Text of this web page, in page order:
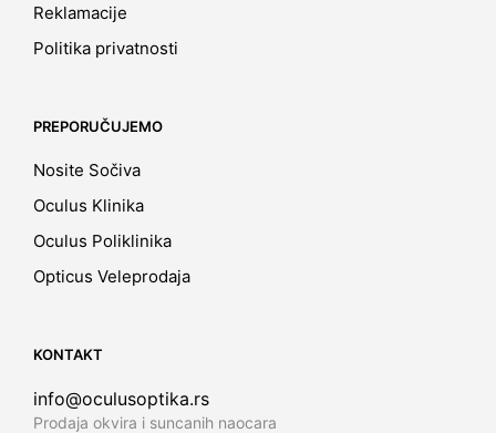
Reklamacije
Politika privatnosti
PREPORUČUJEMO
Nosite Sočiva
Oculus Klinika
Oculus Poliklinika
Opticus Veleprodaja
KONTAKT
info@oculusoptika.rs
Prodaja okvira i suncanih naocara